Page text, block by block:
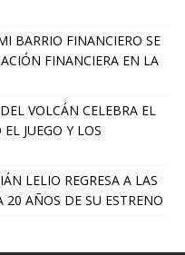
BARRIO FINANCIERO SE
FINANCIERA EN LA
VOLCÁN CELEBRA EL
JUEGO Y LOS
LELIO REGRESA A LAS
AÑOS DE SU ESTRENO